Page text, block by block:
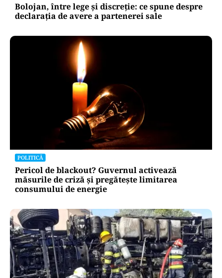
Bolojan, între lege și discreție: ce spune despre
declarația de avere a partenerei sale
POLITICĂ
Pericol de blackout? Guvernul activează
măsurile de criză și pregătește limitarea
consumului de energie